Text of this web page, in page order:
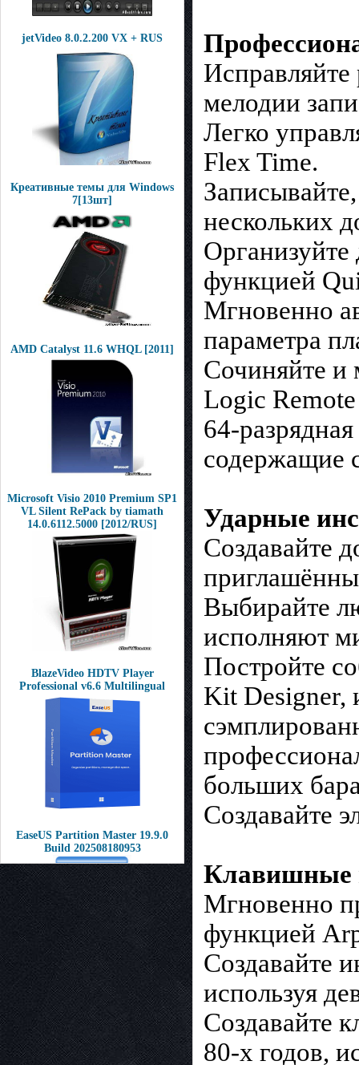
jetVideo 8.0.2.200 VX + RUS
Креативные темы для Windows
7[13шт]
AMD Catalyst 11.6 WHQL [2011]
Microsoft Visio 2010 Premium SP1
VL Silent RePack by tiamath
14.0.6112.5000 [2012/RUS]
BlazeVideo HDTV Player
Professional v6.6 Multilingual
EaseUS Partition Master 19.9.0
Build 202508180953
Исправляйте
мелодии
Легко
Flex Time.
нескольких
Организуйте
функцией
Мгновенно
параметра
Сочиняйте и
Logic
64-
содержащие
Ударные
Создавайте
Выбирайте
исполняют
Постройте
Kit Designer,
больших
Создавайте
Клавишные
Мгновенно
функцией
Создавайте
используя
Создавайте
80-х годов,